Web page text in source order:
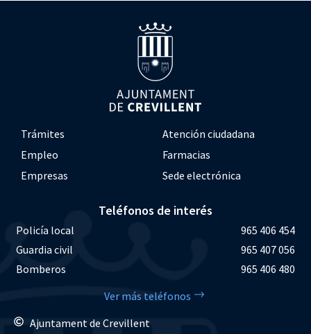
Trámites
Atención ciudadana
Empleo
Farmacias
Empresas
Sede electrónica
Teléfonos de interés
Policía local
965 406 454
Guardia civil
965 407 056
Bomberos
965 406 480
Ver más teléfonos
Ajuntament de Crevillent